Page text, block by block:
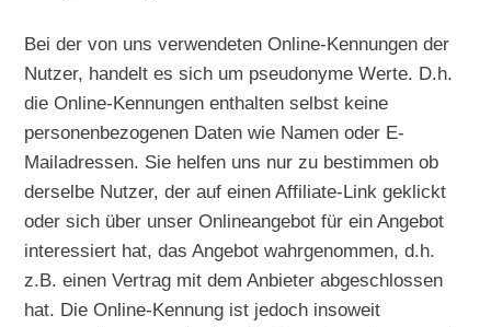
Bei der von uns verwendeten Online-Kennungen der
Nutzer, handelt es sich um pseudonyme Werte. D.h.
die Online-Kennungen enthalten selbst keine
personenbezogenen Daten wie Namen oder E-
Mailadressen. Sie helfen uns nur zu bestimmen ob
derselbe Nutzer, der auf einen Affiliate-Link geklickt
oder sich über unser Onlineangebot für ein Angebot
interessiert hat, das Angebot wahrgenommen, d.h.
z.B. einen Vertrag mit dem Anbieter abgeschlossen
hat. Die Online-Kennung ist jedoch insoweit